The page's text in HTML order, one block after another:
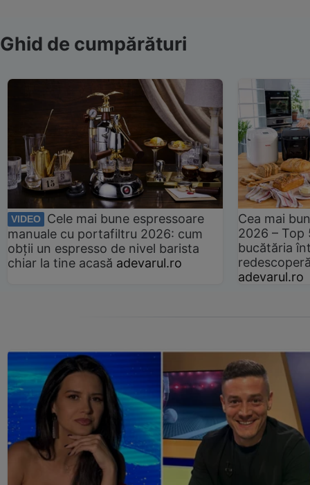
Ghid de cumpărături
VIDEO
Cele mai bune espressoare
manuale cu portafiltru 2026: cum
obții un espresso de nivel barista
chiar la tine acasă adevarul.ro
Cea mai
2026 –
bucătăria
adevarul.ro